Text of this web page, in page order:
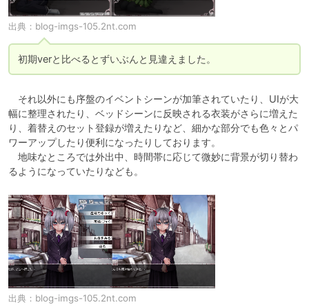
出典： blog-imgs-105.2nt.com
初期verと比べるとずいぶんと見違えました。
それ以外にも序盤のイベントシーンが加筆されていたり、UIが大
幅に整理されたり、ベッドシーンに反映される衣装がさらに増えた
り、着替えのセット登録が増えたりなど、細かな部分でも色々とパ
ワーアップしたり便利になったりしております。
地味なところでは外出中、時間帯に応じて微妙に背景が切り替わ
るようになっていたりなども。
出典： blog-imgs-105.2nt.com